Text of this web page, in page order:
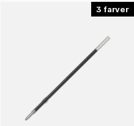
Med Pilot Rexgrip og
lang holdbarhed i alle situationer.
3